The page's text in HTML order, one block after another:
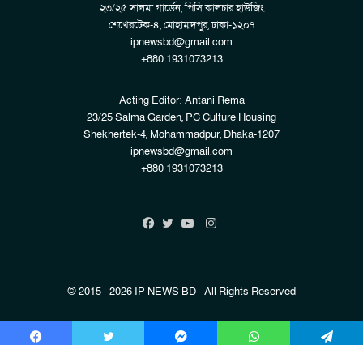
২৩/২৫ সালমা গার্ডেন, পিসি কালচার হাউজিং
শেখেরটেক-৪, মোহাম্মদপুর, ঢাকা-১২০৭
ipnewsbd@gmail.com
+880 1931073213
Acting Editor: Antani Rema
23/25 Salma Garden, PC Culture Housing
Shekhertek-4, Mohammadpur, Dhaka-1207
ipnewsbd@gmail.com
+880 1931073213
Instagram
© 2015 - 2026 IP NEWS BD - All Rights Reserved